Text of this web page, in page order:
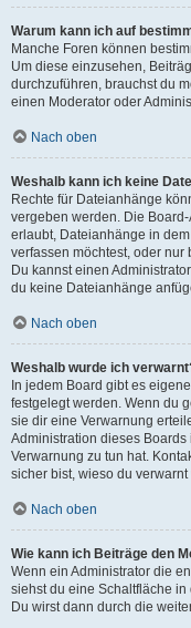
Warum kann ich auf
Manche Foren können
Um diese einzusehen,
durchzuführen, brauchst du
einen Moderator oder
Nach oben
Weshalb kann ich keine
Rechte für Dateianhänge
vergeben werden. Die
erlaubt, Dateianhänge in
verfassen möchtest, oder
Du kannst einen
du keine Dateianhänge
Nach oben
Weshalb wurde ich
In jedem Board gibt es
festgelegt werden. Wenn du
sie dir eine Verwarnung
Administration dieses
Verwarnung zu tun hat.
sicher bist, wieso du verwarnt
Nach oben
Wie kann ich Beiträge den
Wenn ein Administrator die
siehst du eine Schaltfläche
Du wirst dann durch die